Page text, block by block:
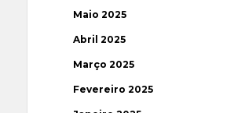
Maio 2025
Abril 2025
Março 2025
Fevereiro 2025